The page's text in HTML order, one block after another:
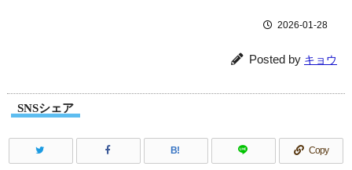
2026-01-28
Posted by キョウ
SNSシェア
B! Copy